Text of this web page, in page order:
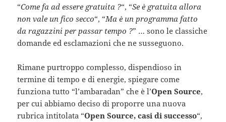
“Come fa ad essere gratuita ?“, “Se è gratuita allora
non vale un fico secco“, “Ma è un programma fatto
da ragazzini per passar tempo ?” … sono le classiche
domande ed esclamazioni che ne susseguono.
Rimane purtroppo complesso, dispendioso in
termine di tempo e di energie, spiegare come
funziona tutto “l’ambaradan” che è l’Open Source,
per cui abbiamo deciso di proporre una nuova
rubrica intitolata “Open Source, casi di successo“,